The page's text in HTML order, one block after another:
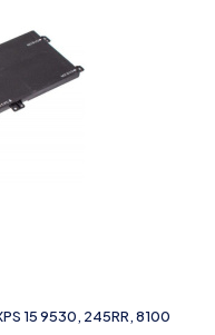
15 9530, 245RR, 8100